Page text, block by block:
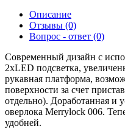
Описание
Отзывы (0)
Вопрос - ответ (0)
Современный дизайн с
2хLED подсветка,
рукавная платформа,
поверхности за счет
отдельно). Доработанная и
оверлока Merrylock 006.
удобней.